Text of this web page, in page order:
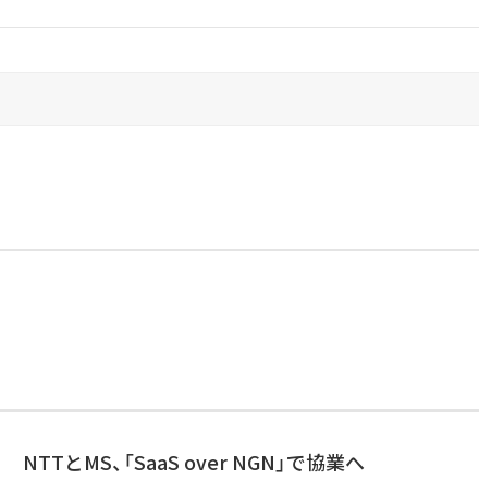
NTTとMS、「SaaS over NGN」で協業へ